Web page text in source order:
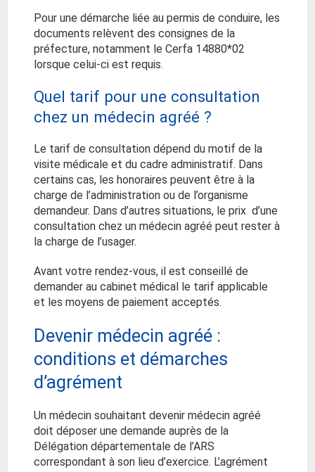
Pour une démarche liée au permis de conduire, les
documents relèvent des consignes de la
préfecture, notamment le Cerfa 14880*02
lorsque celui-ci est requis.
Quel tarif pour une consultation
chez un médecin agréé ?
Le tarif de consultation dépend du motif de la
visite médicale et du cadre administratif. Dans
certains cas, les honoraires peuvent être à la
charge de l’administration ou de l’organisme
demandeur. Dans d’autres situations, le prix d’une
consultation chez un médecin agréé peut rester à
la charge de l’usager.
Avant votre rendez-vous, il est conseillé de
demander au cabinet médical le tarif applicable
et les moyens de paiement acceptés.
Devenir médecin agréé :
conditions et démarches
d’agrément
Un médecin souhaitant devenir médecin agréé
doit déposer une demande auprès de la
Délégation départementale de l’ARS
correspondant à son lieu d’exercice. L’agrément